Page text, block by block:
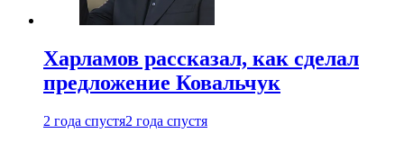
Харламов рассказал, как сделал
предложение Ковальчук
2 года спустя2 года спустя